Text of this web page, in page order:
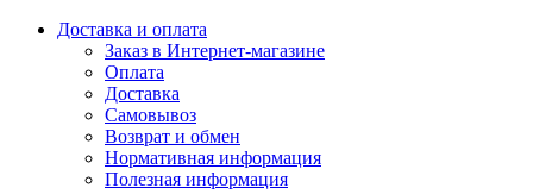
Доставка и оплата
Заказ в Интернет-магазине
Оплата
Доставка
Самовывоз
Возврат и обмен
Нормативная информация
Полезная информация